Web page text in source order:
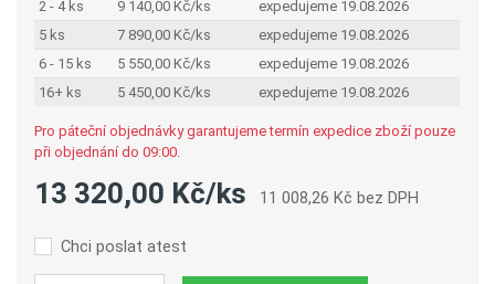
2 - 4 ks
9 140,00 Kč/ks
expedujeme 19.08.2026
5 ks
7 890,00 Kč/ks
expedujeme 19.08.2026
6 - 15 ks
5 550,00 Kč/ks
expedujeme 19.08.2026
16+ ks
5 450,00 Kč/ks expedujeme 19.08.2026
Pro páteční objednávky garantujeme termín expedice zboží pouze
při objednání do 09:00.
13 320,00 Kč/ks 11 008,26 Kč bez DPH
Chci poslat atest